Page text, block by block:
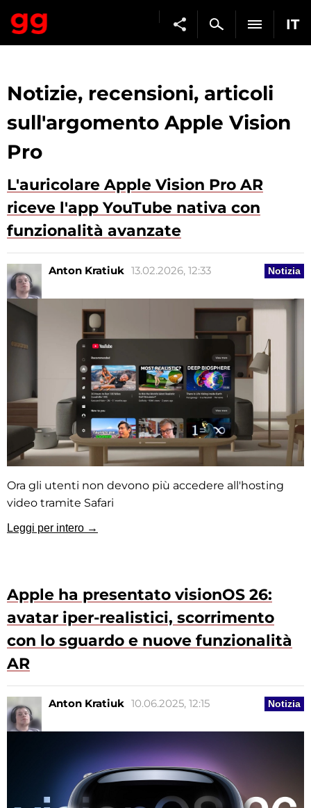
IT
Notizie, recensioni, articoli
sull'argomento Apple Vision
Pro
L'auricolare Apple Vision Pro AR
riceve l'app YouTube nativa con
funzionalità avanzate
Notizia
Anton Kratiuk 13.02.2026, 12:33
Ora gli utenti non devono più accedere all'hosting
video tramite Safari
Leggi per intero →
Apple ha presentato visionOS 26:
avatar iper-realistici, scorrimento
con lo sguardo e nuove funzionalità
AR
Notizia
Anton Kratiuk 10.06.2025, 12:15